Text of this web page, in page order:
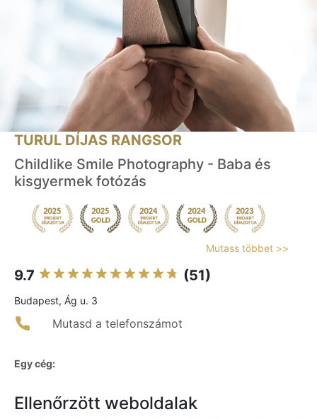
TURUL DÍJAS RANGSOR
Childlike Smile Photography - Baba és
kisgyermek fotózás
Mutass többet >>
9.7 (51)
Budapest, Ág u. 3
Mutasd a telefonszámot
Egy cég:
Ellenőrzött weboldalak